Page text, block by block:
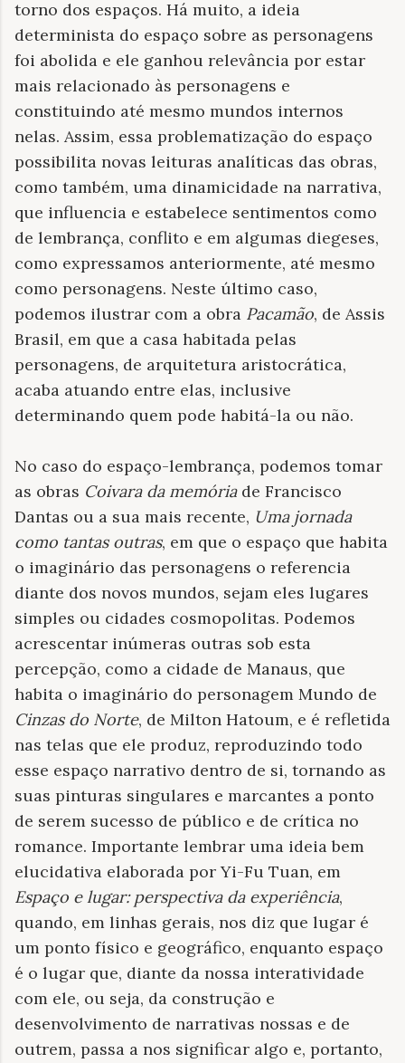
torno dos espaços. Há muito, a ideia
determinista do espaço sobre as personagens
foi abolida e ele ganhou relevância por estar
mais relacionado às personagens e
constituindo até mesmo mundos internos
nelas. Assim, essa problematização do espaço
possibilita novas leituras analíticas das obras,
como também, uma dinamicidade na narrativa,
que influencia e estabelece sentimentos como
de lembrança, conflito e em algumas diegeses,
como expressamos anteriormente, até mesmo
como personagens. Neste último caso,
podemos ilustrar com a obra Pacamão, de Assis
Brasil, em que a casa habitada pelas
personagens, de arquitetura aristocrática,
acaba atuando entre elas, inclusive
determinando quem pode habitá-la ou não.
No caso do espaço-lembrança, podemos tomar
as obras Coivara da memóriade Francisco
Dantas ou a sua mais recente, Uma jornada
como tantas outras, em que o espaço que habita
o imaginário das personagens o referencia
diante dos novos mundos, sejam eles lugares
simples ou cidades cosmopolitas. Podemos
acrescentar inúmeras outras sob esta
percepção, como a cidade de Manaus, que
habita o imaginário do personagem Mundo de
Cinzas do Norte, de Milton Hatoum, e é refletida
nas telas que ele produz, reproduzindo todo
esse espaço narrativo dentro de si, tornando as
suas pinturas singulares e marcantes a ponto
de serem sucesso de público e de crítica no
romance. Importante lembrar uma ideia bem
elucidativa elaborada por Yi-Fu Tuan, em
Espaço e lugar: perspectiva da experiência,
quando, em linhas gerais, nos diz que lugar é
um ponto físico e geográfico, enquanto espaço
é o lugar que, diante da nossa interatividade
com ele, ou seja, da construção e
desenvolvimento de narrativas nossas e de
outrem, passa a nos significar algo e, portanto,